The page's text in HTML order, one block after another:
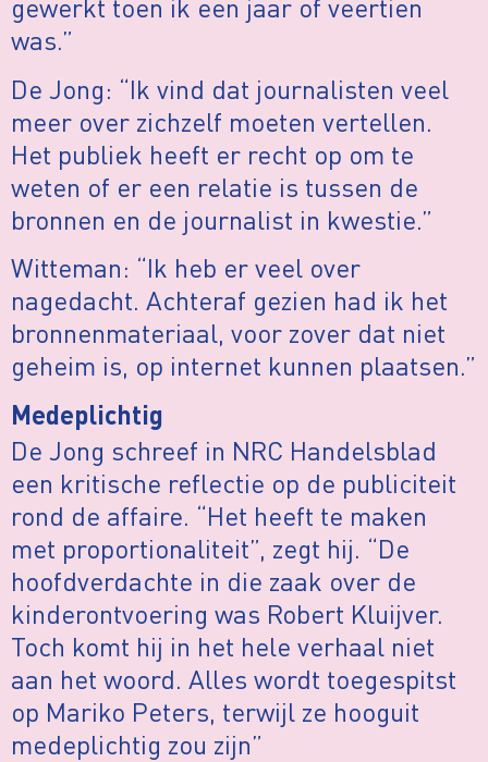
gewerkt toen ik een jaar of veertien
was.”
De Jong: “Ik vind dat journalisten veel
meer over zichzelf moeten vertellen.
Het publiek heeft er recht op om te
weten of er een relatie is tussen de
bronnen en de journalist in kwestie.”
Witteman: “Ik heb er veel over
nagedacht. Achteraf gezien had ik het
bronnenmateriaal, voor zover dat niet
geheim is, op internet kunnen plaatsen.”
Medeplichtig
De Jong schreef in NRC Handelsblad
een kritische reflectie op de publiciteit
rond de affaire. “Het heeft te maken
met proportionaliteit”, zegt hij. “De
hoofdverdachte in die zaak over de
kinderontvoering was Robert Kluijver.
Toch komt hij in het hele verhaal niet
aan het woord. Alles wordt toegespitst
op Mariko Peters, terwijl ze hooguit
medeplichtig zou zijn”